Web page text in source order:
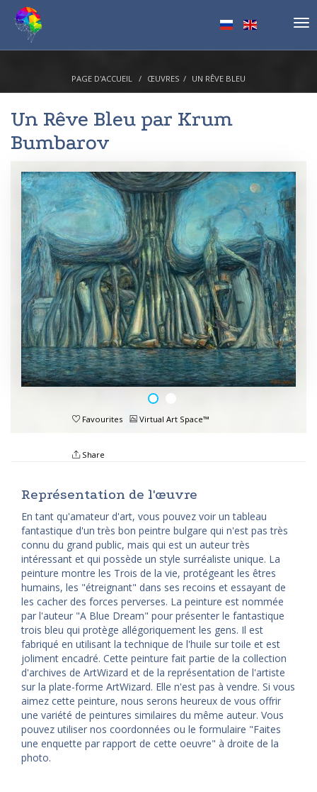
PAGE D'ACCUEIL ŒUVRES UN RÊVE BLEU
Un Rêve Bleu par Krum
Bumbarov
Favourites Virtual Art Space™
Share
Représentation de l'œuvre
En tant qu'amateur d'art, vous pouvez voir un tableau
fantastique d'un très bon peintre bulgare qui n'est pas très
connu du grand public, mais qui est un auteur très
intéressant et qui possède un style surréaliste unique. La
peinture montre les Trois de la vie, protégeant les êtres
humains, les "étreignant" dans ses recoins et essayant de
les cacher des forces perverses. La peinture est nommée
par l'auteur "A Blue Dream" pour présenter le fantastique
trois bleu qui protège allégoriquement les gens. Il est
fabriqué en utilisant la technique de l'huile sur toile et est
joliment encadré. Cette peinture fait partie de la collection
d'archives de ArtWizard et de la représentation de l'artiste
sur la plate-forme ArtWizard. Elle n'est pas à vendre. Si vous
aimez cette peinture, nous serons heureux de vous offrir
une variété de peintures similaires du même auteur. Vous
pouvez utiliser nos coordonnées ou le formulaire "Faites
une enquette par rapport de cette oeuvre" à droite de la
photo.